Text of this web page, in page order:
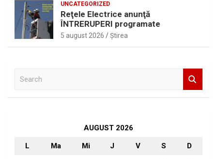
UNCATEGORIZED
Reţele Electrice anunţă
ÎNTRERUPERI programate
5 august 2026 Ştirea
AUGUST 2026
L Ma Mi J V S D